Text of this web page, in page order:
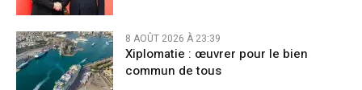
8 AOÛT 2026 À 23:39
Xiplomatie : œuvrer pour le bien
commun de tous